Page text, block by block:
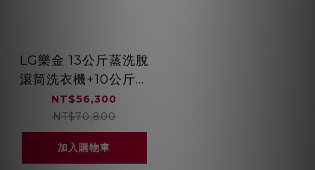
LG樂金 13公斤蒸洗脫
滾筒洗衣機+10公斤免
曬衣乾衣機 WD-
S13VBW+WR-
100VW
NT$56,300
NT$70,800
加入購物車